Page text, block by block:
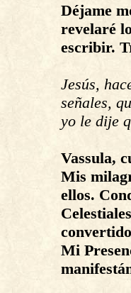
Déjame
revelaré
escribir.
Jesús,
señales,
yo le dije
Vassula,
Mis
ellos.
Mi